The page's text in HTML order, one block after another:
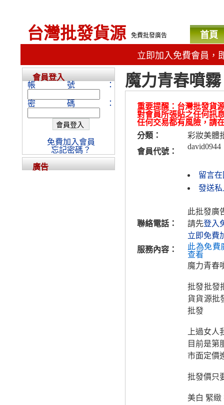
台灣批發貨源 免費批發廣告 首頁
立即加入免費會員，
魔力青春噴
重要提醒：台灣批發貨
對會員所張貼之任何訊
任何交易都有風險，請
分類：
彩妝美體
會員代號：
david0944
留言
發送私
聯絡電話：
此批發廣
請先登入
立即免費
服務內容：
此為免費
查看
魔力青春
批發批發
貨貨源批
批發
上過女人
目前是第
市面定價
批發價只
美白 緊緻
會員登入
帳號：
密碼：
免費加入會員
忘記密碼？
廣告